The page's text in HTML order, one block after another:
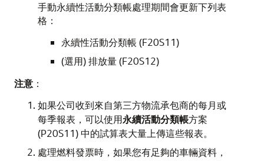
手動永續性活動分類帳處理期間會更新下列表
格：
永續性活動分類帳 (F20S11)
(選用) 排放量 (F20S12)
注意 ：
如果公司收到來自第三方物流承包商的每月或
每季報表，可以使用永續活動分類帳方案
(P20S11) 中的試算表大量上傳這些報表。
處理燃料發票時，如果您有足夠的車輛資料，